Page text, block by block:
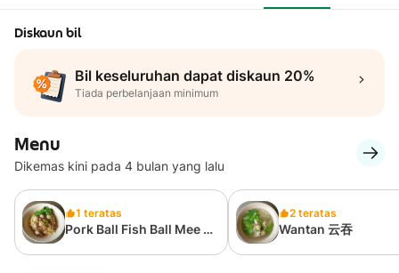
Diskaun bil
Bil keseluruhan dapat diskaun 20%
Tiada perbelanjaan minimum
Menu
Dikemas kini pada 4 bulan yang lalu
1 teratas
Pork Ball Fish Ball Mee /
2 teratas
Wantan 云吞